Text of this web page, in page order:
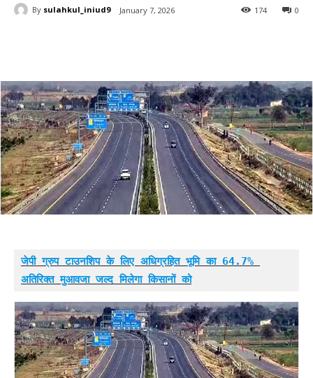
By sulahkul_iniud9 January 7, 2026 0
174
जेपी ग्रुप टाउनशिप के लिए अधिग्रहित भूमि का 64.7%
अतिरिक्त मुआवजा जल्द मिलेगा किसानों को